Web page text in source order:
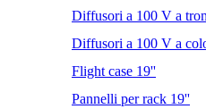
Diffusori a 100 V a
Diffusori a 100 V a
Flight case 19''
Pannelli per rack 19''